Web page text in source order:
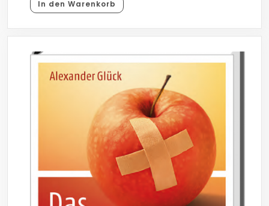
In den Warenkorb